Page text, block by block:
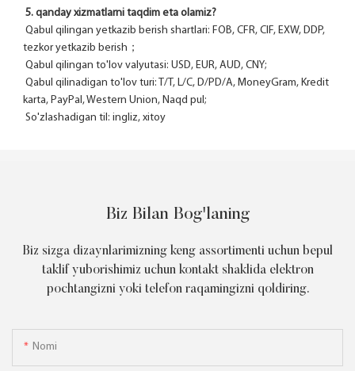
5. qanday xizmatlarni taqdim eta olamiz?
tezkor yetkazib berish；
Qabul qilingan to'lov valyutasi: USD, EUR, AUD, CNY;
karta, PayPal, Western Union, Naqd pul;
So'zlashadigan til: ingliz, xitoy
Biz Bilan Bog'laning
Biz sizga dizaynlarimizning keng assortimenti uchun bepul
taklif yuborishimiz uchun kontakt shaklida elektron
pochtangizni yoki telefon raqamingizni qoldiring.
Nomi